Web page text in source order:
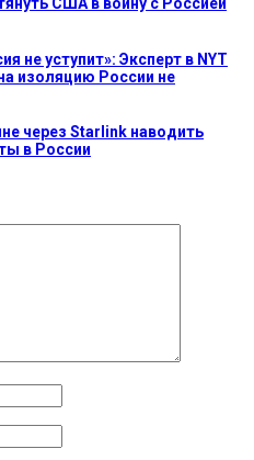
не уступит»: Эксперт в NYT
изоляцию России не
через Starlink наводить
в России